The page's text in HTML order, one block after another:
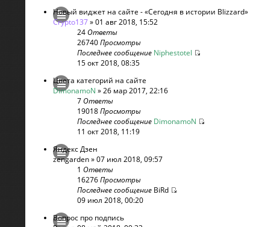
Новый виджет на сайте - «Сегодня в истории Blizzard»
Crypto137» 01 авг 2018, 15:52
24Ответы
26740Просмотры
Последнее сообщение Niphestotel
15 окт 2018, 08:35
Цвета категорий на сайте
DimonamoN » 26 мар 2017, 22:16
7Ответы
19018Просмотры
Последнее сообщение DimonamoN
11 окт 2018, 11:19
Яндекс Дзен
zengarden» 07 июл 2018, 09:57
1 Ответы
16276Просмотры
Последнее сообщение BiRd
09 июл 2018, 00:20
Вопрос про подпись